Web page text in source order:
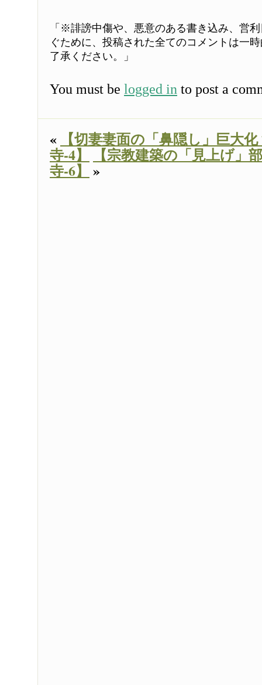
「※誹謗中傷や、悪意のある書き込み、営
ぐために、投稿された全てのコメントは一
了承ください。」
You must be logged in to post a
« 【切妻妻面の「鼻隠し」巨大
寺-4】 【宗教建築の「見上げ」
寺-6】 »